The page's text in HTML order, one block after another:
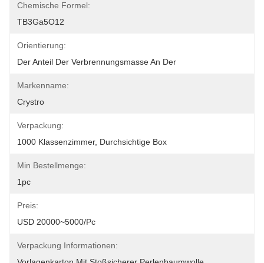
Chemische Formel:
TB3Ga5O12
Orientierung:
Der Anteil Der Verbrennungsmasse An Der
Markenname:
Crystro
Verpackung:
1000 Klassenzimmer, Durchsichtige Box
Min Bestellmenge:
1pc
Preis:
USD 20000~5000/pc
Verpackung Informationen: